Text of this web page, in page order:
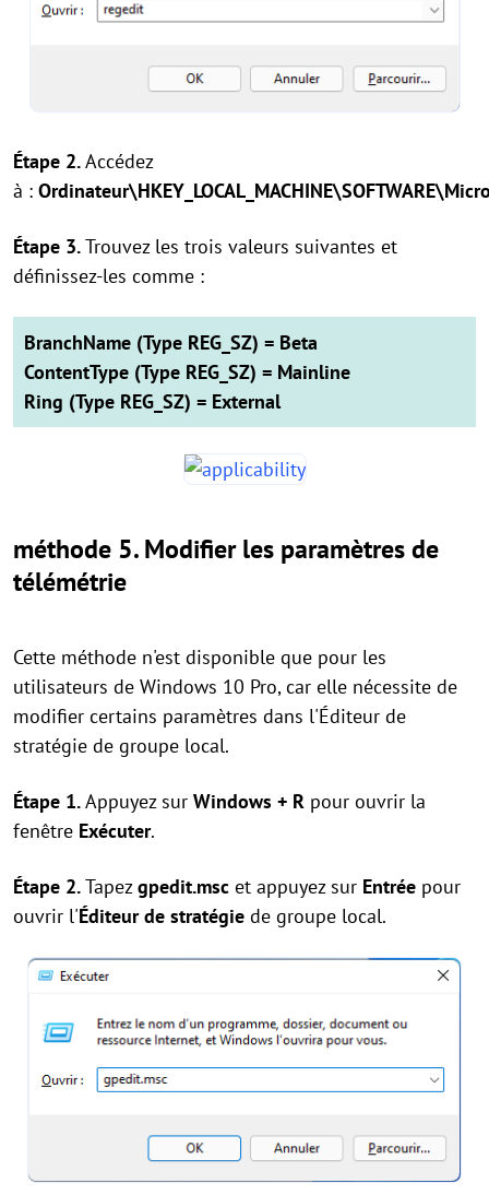
Étape 2.Accédez
à :
Étape 3.Trouvez les trois valeurs suivantes et
définissez-les comme :
BranchName (Type REG_SZ) = Beta
ContentType (Type REG_SZ) = Mainline
Ring (Type REG_SZ) = External
méthode 5. Modifier les paramètres de
télémétrie
Cette méthode n'est disponible que pour les
utilisateurs de Windows 10 Pro, car elle nécessite de
modifier certains paramètres dans l'Éditeur de
stratégie de groupe local.
Étape 1.Appuyez sur Windows + R pour ouvrir la
fenêtre Exécuter.
Étape 2.Tapezgpedit.msc et appuyez sur Entrée pour
ouvrir l'Éditeur de stratégie de groupe local.